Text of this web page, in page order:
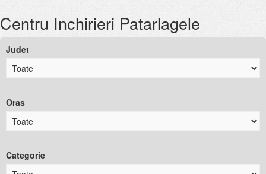
Centru Inchirieri Patarlagele
Judet
Oras
Categorie